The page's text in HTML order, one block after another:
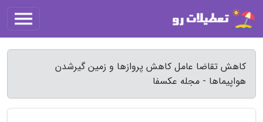
کاهش تقاضا عامل کاهش پروازها و زمین گیرشدن
هواپیماها - مجله عکسفا